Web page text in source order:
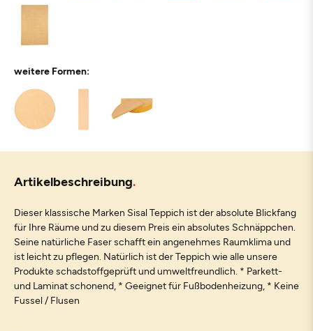
weitere Formen:
Artikelbeschreibung
Dieser klassische Marken Sisal Teppich ist der absolute Blickfang
für Ihre Räume und zu diesem Preis ein absolutes Schnäppchen.
Seine natürliche Faser schafft ein angenehmes Raumklima und
ist leicht zu pflegen. Natürlich ist der Teppich wie alle unsere
Produkte schadstoffgeprüft und umweltfreundlich. * Parkett-
und Laminat schonend, * Geeignet für Fußbodenheizung, * Keine
Fussel / Flusen